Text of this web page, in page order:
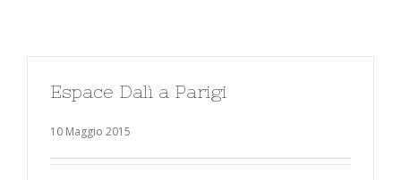
Espace Dalì a Parigi
10 Maggio 2015